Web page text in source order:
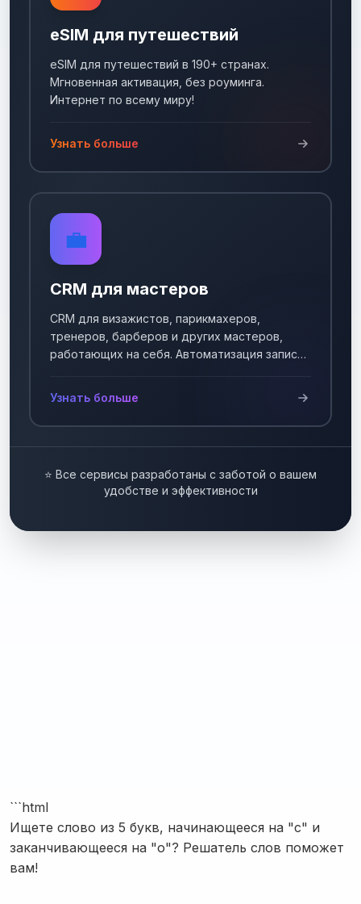
eSIM для путешествий
eSIM для путешествий в 190+ странах.
Мгновенная активация, без роуминга.
Интернет по всему миру!
Узнать больше
💼
CRM для мастеров
CRM для визажистов, парикмахеров,
тренеров, барберов и других мастеров,
работающих на себя. Автоматизация записи
Узнать больше
⭐ Все сервисы разработаны с заботой о вашем
удобстве и эффективности
```html
Ищете слово из 5 букв, начинающееся на "с" и
заканчивающееся на "о"? Решатель слов поможет
вам!